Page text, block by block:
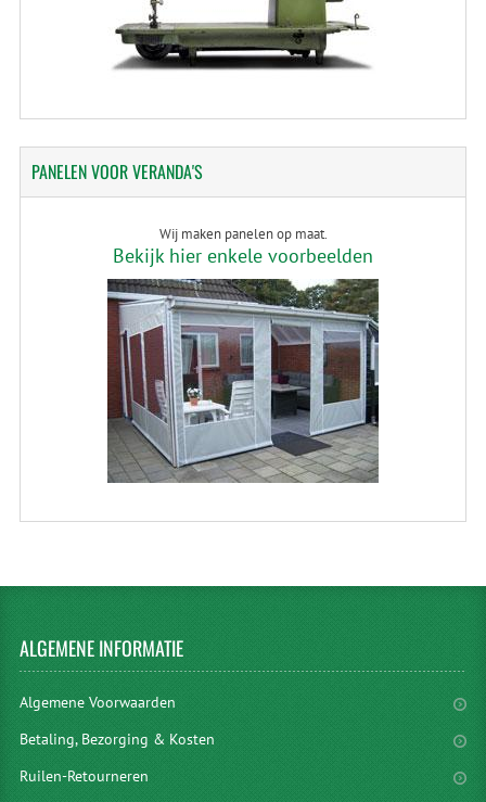
PANELENVOOR VERANDA'S
Wij maken panelen op maat.
Bekijk hier enkele voorbeelden
ALGEMENEINFORMATIE
Algemene Voorwaarden
Betaling, Bezorging & Kosten
Ruilen-Retourneren